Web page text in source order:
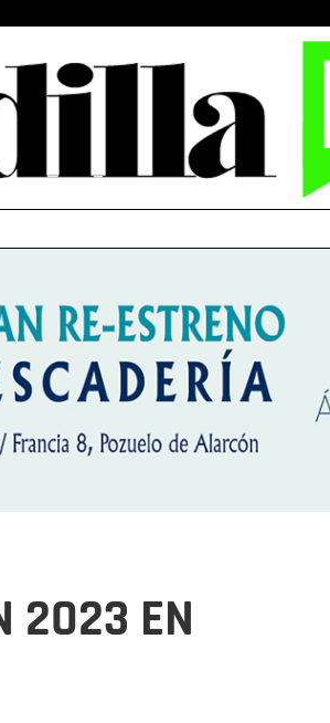
2023 EN